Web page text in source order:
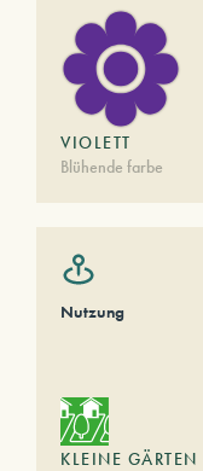
VIOLETT
Blühende farbe
Nutzung
KLEINE GÄRTEN